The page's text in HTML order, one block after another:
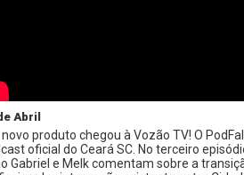
Abril
produto chegou à Vozão TV! O
oficial do Ceará SC. No terceiro
Gabriel e Melk comentam sobre a